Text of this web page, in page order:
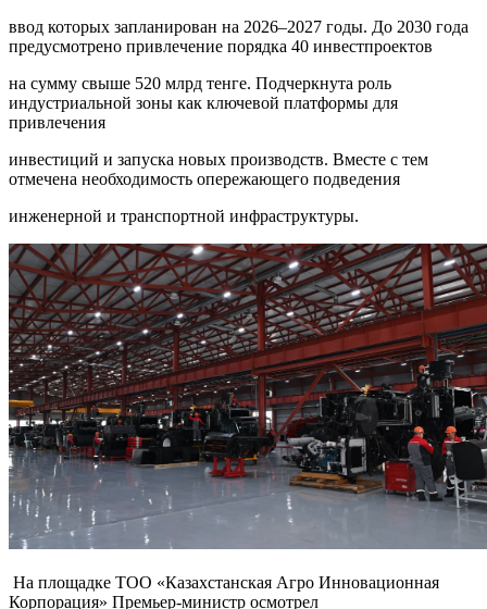
ввод которых запланирован на 2026–2027 годы. До 2030 года
предусмотрено привлечение порядка 40 инвестпроектов
на сумму свыше 520 млрд тенге. Подчеркнута роль
индустриальной зоны как ключевой платформы для
привлечения
инвестиций и запуска новых производств. Вместе с тем
отмечена необходимость опережающего подведения
инженерной и транспортной инфраструктуры.
На площадке ТОО «Казахстанская Агро Инновационная
Корпорация» Премьер-министр осмотрел